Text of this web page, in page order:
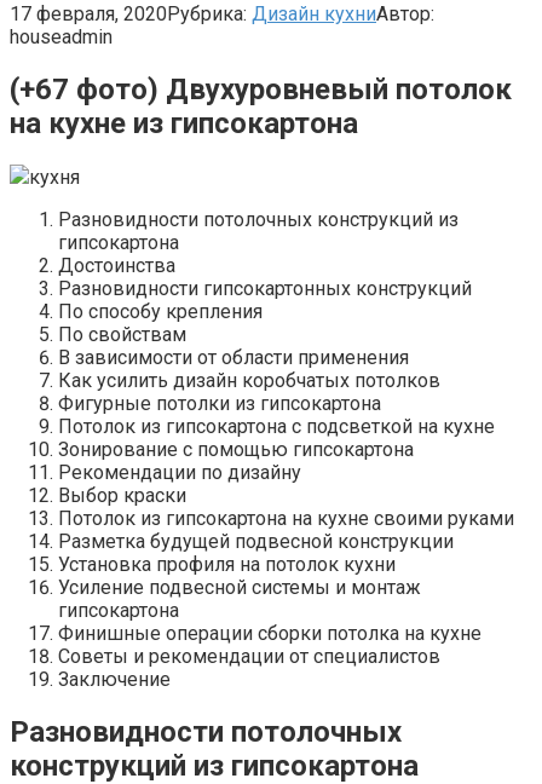
17 февраля, 2020Рубрика: Дизайн кухниАвтор:
houseadmin
(+67 фото) Двухуровневый потолок
на кухне из гипсокартона
кухня
Разновидности потолочных конструкций из
гипсокартона
Достоинства
Разновидности гипсокартонных конструкций
По способу крепления
По свойствам
В зависимости от области применения
Как усилить дизайн коробчатых потолков
Фигурные потолки из гипсокартона
Потолок из гипсокартона с подсветкой на кухне
Зонирование с помощью гипсокартона
Рекомендации по дизайну
Выбор краски
Потолок из гипсокартона на кухне своими руками
Разметка будущей подвесной конструкции
Установка профиля на потолок кухни
Усиление подвесной системы и монтаж
гипсокартона
Финишные операции сборки потолка на кухне
Советы и рекомендации от специалистов
Заключение
Разновидности потолочных
конструкций из гипсокартона